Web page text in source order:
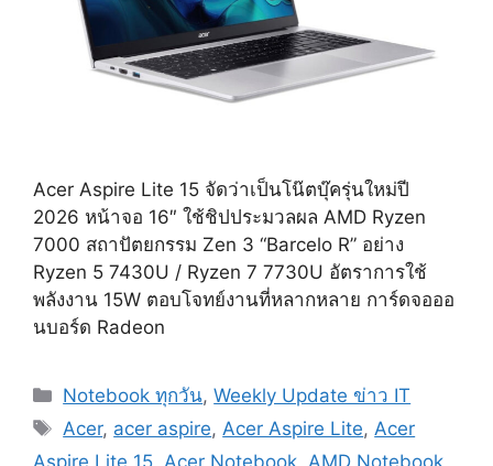
Acer Aspire Lite 15 จัดว่าเป็นโน๊ตบุ๊ครุ่นใหม่ปี
2026 หน้าจอ 16″ ใช้ชิปประมวลผล AMD Ryzen
7000 สถาปัตยกรรม Zen 3 “Barcelo R” อย่าง
Ryzen 5 7430U / Ryzen 7 7730U อัตราการใช้
พลังงาน 15W ตอบโจทย์งานที่หลากหลาย การ์ดจอออ
นบอร์ด Radeon
Categories
Notebook ทุกวัน,Weekly Update ข่าว IT
Tags
Acer, acer aspire,Acer Aspire Lite,Acer